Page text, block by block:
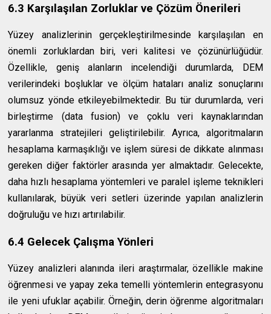
6.3 Karşılaşılan Zorluklar ve Çözüm Önerileri
Yüzey analizlerinin gerçekleştirilmesinde karşılaşılan en
önemli zorluklardan biri, veri kalitesi ve çözünürlüğüdür.
Özellikle, geniş alanların incelendiği durumlarda, DEM
verilerindeki boşluklar ve ölçüm hataları analiz sonuçlarını
olumsuz yönde etkileyebilmektedir. Bu tür durumlarda, veri
birleştirme (data fusion) ve çoklu veri kaynaklarından
yararlanma stratejileri geliştirilebilir. Ayrıca, algoritmaların
hesaplama karmaşıklığı ve işlem süresi de dikkate alınması
gereken diğer faktörler arasında yer almaktadır. Gelecekte,
daha hızlı hesaplama yöntemleri ve paralel işleme teknikleri
kullanılarak, büyük veri setleri üzerinde yapılan analizlerin
doğruluğu ve hızı artırılabilir.
6.4 Gelecek Çalışma Yönleri
Yüzey analizleri alanında ileri araştırmalar, özellikle makine
öğrenmesi ve yapay zeka temelli yöntemlerin entegrasyonu
ile yeni ufuklar açabilir. Örneğin, derin öğrenme algoritmaları